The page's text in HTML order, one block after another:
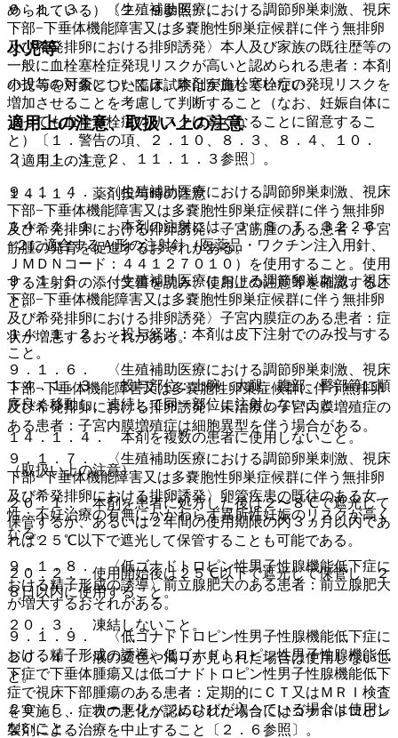
められている）〔２．９参照〕。
小児等
小児等を対象とした臨床試験は実施していない。
適用上の注意、取扱い上の注意
（適用上の注意）
１４．１． 薬剤投与時の注意
１４．１．１． 本剤の注射には、ＪＩＳ Ｔ ３２２６
−２に適合するＡ形の注射針（医薬品・ワクチン注入用針、
ＪＭＤＮコード：４４１２７０１０）を使用すること。使用
する注射針の添付文書を読み、使用上の注意等を確認するこ
と。
１４．１．２． 投与経路：本剤は皮下注射でのみ投与する
こと。
１４．１．３． 投与部位：上腕、大腿、腹部、臀部等に順
序良く移動し、連続して同一部位に注射しないこと。
１４．１．４． 本剤を複数の患者に使用しないこと。
（取扱い上の注意）
２０．１． 本剤を患者に処方した後は２〜８℃で遮光して
保管するか、あるいは２年間の使用期限の内３ヵ月以内であ
れば２５℃以下で遮光して保管することも可能である。
２０．２． 使用開始後は２５℃以下で遮光して保管し、２
８日以内に使用すること。
２０．３． 凍結しないこと。
２０．４． 液の変色や濁りが見られた場合は使用しないこ
と。
２０．５． カートリッジにひびが入っている場合は使用し
ないこと。
９．１．３． 〈生殖補助医療における調節卵巣刺激、視床
下部−下垂体機能障害又は多嚢胞性卵巣症候群に伴う無排卵
及び希発排卵における排卵誘発〉本人及び家族の既往歴等の
一般に血栓塞栓症発現リスクが高いと認められる患者：本剤
の投与の可否については、本剤が血栓塞栓症の発現リスクを
増加させることを考慮して判断すること（なお、妊娠自体に
よっても血栓塞栓症のリスクは高くなることに留意するこ
と）〔１．警告の項、２．１０、８．３、８．４、１０．
２、１１．１．２、１１．１．３参照〕。
９．１．４． 〈生殖補助医療における調節卵巣刺激、視床
下部−下垂体機能障害又は多嚢胞性卵巣症候群に伴う無排卵
及び希発排卵における排卵誘発〉子宮筋腫のある患者：子宮
筋腫の発育を促進するおそれがある。
９．１．５． 〈生殖補助医療における調節卵巣刺激、視床
下部−下垂体機能障害又は多嚢胞性卵巣症候群に伴う無排卵
及び希発排卵における排卵誘発〉子宮内膜症のある患者：症
状が増悪するおそれがある。
９．１．６． 〈生殖補助医療における調節卵巣刺激、視床
下部−下垂体機能障害又は多嚢胞性卵巣症候群に伴う無排卵
及び希発排卵における排卵誘発〉未治療の子宮内膜増殖症の
ある患者：子宮内膜増殖症は細胞異型を伴う場合がある。
９．１．７． 〈生殖補助医療における調節卵巣刺激、視床
下部−下垂体機能障害又は多嚢胞性卵巣症候群に伴う無排卵
及び希発排卵における排卵誘発〉卵管疾患の既往のある女
性：不妊治療の有無にかかわらず異所性妊娠のリスクが高く
なる。
９．１．８． 〈低ゴナドトロピン性男子性腺機能低下症に
おける精子形成の誘導〉前立腺肥大のある患者：前立腺肥大
が増大するおそれがある。
９．１．９． 〈低ゴナドトロピン性男子性腺機能低下症に
おける精子形成の誘導〉低ゴナドトロピン性男子性腺機能低
下症で下垂体腫瘍又は低ゴナドトロピン性男子性腺機能低下
症で視床下部腫瘍のある患者：定期的にＣＴ又はＭＲＩ検査
を実施し、症状の悪化が認められた場合にはゴナドトロピン
製剤による治療を中止すること〔２．６参照〕。